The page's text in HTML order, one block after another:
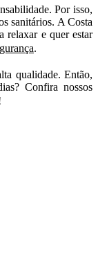
Por isso,
sanitários. A Costa
relaxar e quer estar
.
qualidade. Então,
Confira nossos